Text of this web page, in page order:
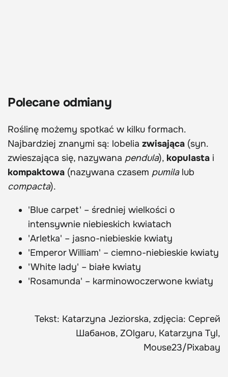
Polecane odmiany
Roślinę możemy spotkać w kilku formach.
Najbardziej znanymi są: lobelia zwisająca (syn.
zwieszająca się, nazywana pendula), kopulasta i
kompaktowa (nazywana czasem pumilalub
compacta).
'Blue carpet' – średniej wielkości o
intensywnie niebieskich kwiatach
'Arletka' – jasno-niebieskie kwiaty
'Emperor William' – ciemno-niebieskie kwiaty
'White lady' – białe kwiaty
'Rosamunda' – karminowoczerwone kwiaty
Tekst: Katarzyna Jeziorska, zdjęcia: Сергей
Шабанов, ZOlgaru, Katarzyna Tyl,
Mouse23/Pixabay